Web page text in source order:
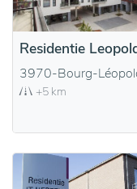
Residentie
3970-Bourg-
+5 km